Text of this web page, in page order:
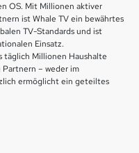
OS. Mit Millionen aktiver
ist Whale TV ein bewährtes
TV-Standards und ist
Einsatz.
täglich Millionen Haushalte
– weder im
ermöglicht ein geteiltes